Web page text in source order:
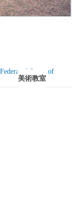
美術教室
States of